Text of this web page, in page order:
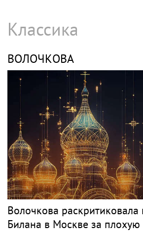
Классика
ВОЛОЧКОВА
Волочкова раскритиковала
Билана в Москве за